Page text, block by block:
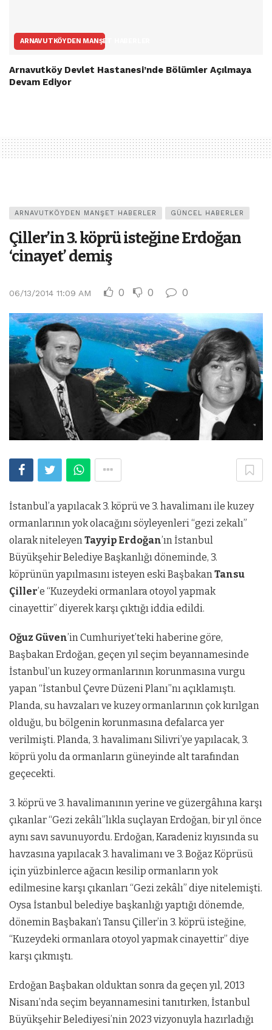
ARNAVUTKÖYDEN MANŞET HABERLER
Arnavutköy Devlet Hastanesi’nde Bölümler Açılmaya
Devam Ediyor
ARNAVUTKÖYDEN MANŞET HABERLER GÜNCEL HABERLER
Çiller’in 3. köprü isteğine Erdoğan
‘cinayet’ demiş
06/13/2014 11:09 AM 0 0 0
İstanbul’a yapılacak 3. köprü ve 3. havalimanı ile kuzey
ormanlarının yok olacağını söyleyenleri “gezi zekalı”
olarak niteleyenTayyip Erdoğan’ın İstanbul
Büyükşehir Belediye Başkanlığı döneminde, 3.
köprünün yapılmasını isteyen eski BaşbakanTansu
Çiller’e “Kuzeydeki ormanlara otoyol yapmak
cinayettir” diyerek karşı çıktığı iddia edildi.
Oğuz Güven’in Cumhuriyet’teki haberine göre,
Başbakan Erdoğan, geçen yıl seçim beyannamesinde
İstanbul’un kuzey ormanlarının korunmasına vurgu
yapan “İstanbul Çevre Düzeni Planı”nı açıklamıştı.
Planda, su havzaları ve kuzey ormanlarının çok kırılgan
olduğu, bu bölgenin korunmasına defalarca yer
verilmişti. Planda, 3. havalimanı Silivri’ye yapılacak, 3.
köprü yolu da ormanların güneyinde alt tarafından
geçecekti.
3. köprü ve 3. havalimanının yerine ve güzergâhına karşı
çıkanlar “Gezi zekâlı”lıkla suçlayan Erdoğan, bir yıl önce
aynı savı savunuyordu. Erdoğan, Karadeniz kıyısında su
havzasına yapılacak 3. havalimanı ve 3. Boğaz Köprüsü
için yüzbinlerce ağacın kesilip ormanların yok
edilmesine karşı çıkanları “Gezi zekâlı” diye nitelemişti.
Oysa İstanbul belediye başkanlığı yaptığı dönemde,
dönemin Başbakan’ı Tansu Çiller’in 3. köprü isteğine,
“Kuzeydeki ormanlara otoyol yapmak cinayettir” diye
karşı çıkmıştı.
Erdoğan Başbakan olduktan sonra da geçen yıl, 2013
Nisanı’nda seçim beyannamesini tanıtırken, İstanbul
Büyükşehir Belediyesi’nin 2023 vizyonuyla hazırladığı